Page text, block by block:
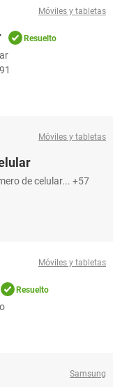
Móviles y tabletas
Resuelto
Móviles y tabletas
de celular... +57
Móviles y tabletas
Resuelto
Samsung